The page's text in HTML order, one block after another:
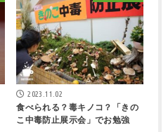
2023.11.02
食べられる？毒キノコ？「きの
こ中毒防止展示会」でお勉強